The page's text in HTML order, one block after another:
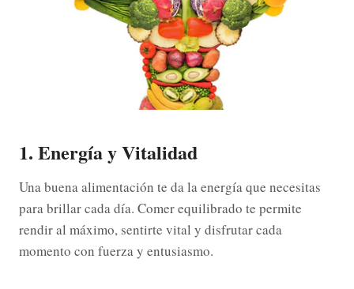
1. Energía y Vitalidad
Una buena alimentación te da la energía que necesitas
para brillar cada día. Comer equilibrado te permite
rendir al máximo, sentirte vital y disfrutar cada
momento con fuerza y entusiasmo.